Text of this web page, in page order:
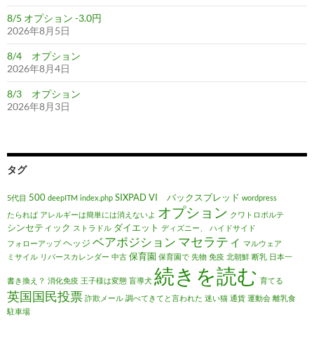
8/5 オプション -3.0円
2026年8月5日
8/4 オプション
2026年8月4日
8/3 オプション
2026年8月3日
タグ
5代目 500 deepITM index.php SIXPADVI バックスプレッド wordpress
たられば アレルギーは簡単には消えないよ オプション クワトロポルテ
シンセティック ストラドル ダイエット ディズニー、
ハイドサイド
フォローアップ ヘッジ ベアポジション マセラティ マルウェア
ミサイル リバースカレンダー 中古 保育園 保育園で 先物 免疫 北朝鮮 断乳 日本一
書き換え？ 消化免疫 王子様は変態 盲導犬 続きを読む 育てる
英国国民投票 詐欺メール 調べてきてと言われた 迷い猫 通貨 運動会 離乳食
駐車場